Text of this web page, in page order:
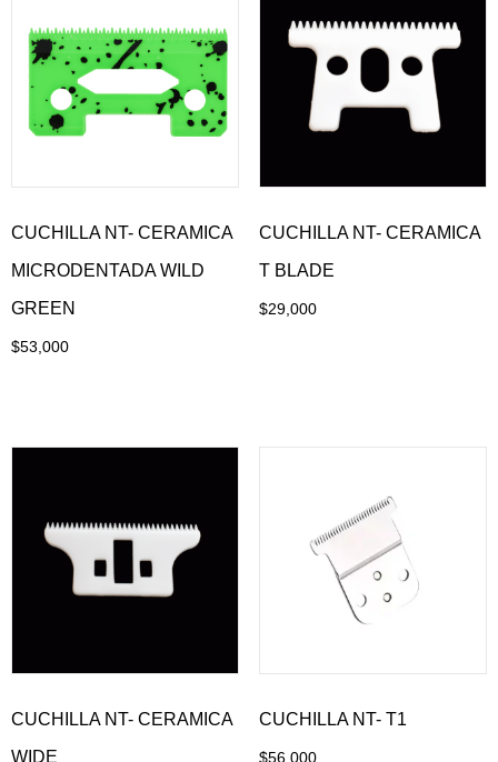
CUCHILLA NT- CERAMICA
MICRODENTADA WILD
GREEN
$53,000
CUCHILLA NT- CERAMICA
T BLADE
$29,000
CUCHILLA NT- CERAMICA
WIDE
CUCHILLA NT- T1
$56,000